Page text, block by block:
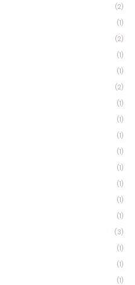
(2)
(1)
(2)
(1)
(1)
(2)
(1)
(1)
(1)
(1)
(1)
(1)
(1)
(1)
(3)
(1)
(1)
(1)